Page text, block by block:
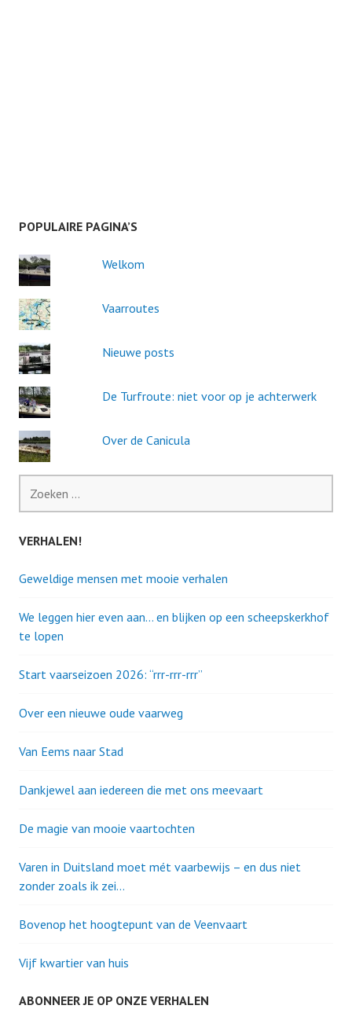
POPULAIRE PAGINA’S
Welkom
Vaarroutes
Nieuwe posts
De Turfroute: niet voor op je achterwerk
Over de Canicula
naar:
VERHALEN!
Geweldige mensen met mooie verhalen
We leggen hier even aan… en blijken op een scheepskerkhof
te lopen
Start vaarseizoen 2026: “rrr-rrr-rrr”
Over een nieuwe oude vaarweg
Van Eems naar Stad
Dankjewel aan iedereen die met ons meevaart
De magie van mooie vaartochten
Varen in Duitsland moet mét vaarbewijs – en dus niet
zonder zoals ik zei…
Bovenop het hoogtepunt van de Veenvaart
Vijf kwartier van huis
ABONNEER JE OP ONZE VERHALEN